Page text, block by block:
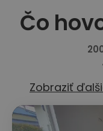
Čo
Zobraziť